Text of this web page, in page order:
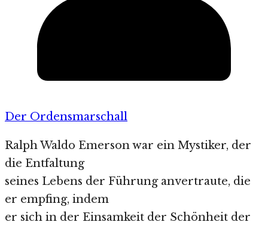
Der Ordensmarschall
Ralph Waldo Emerson war ein Mystiker, der
die Entfaltung
seines Lebens der Führung anvertraute, die
er empfing, indem
er sich in der Einsamkeit der Schönheit der